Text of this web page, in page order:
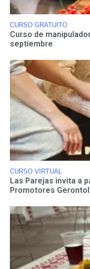
CURSO GRATUITO
Curso de
septiembre
CURSO VIRTUAL
Las Parejas invita a
Promotores